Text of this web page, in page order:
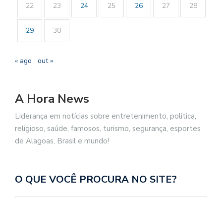
22 23 24 25 26 27 28
29 30
« ago out »
A Hora News
Liderança em notícias sobre entretenimento, politica,
religioso, saúde, famosos, turismo, segurança, esportes
de Alagoas, Brasil e mundo!
O QUE VOCÊ PROCURA NO SITE?